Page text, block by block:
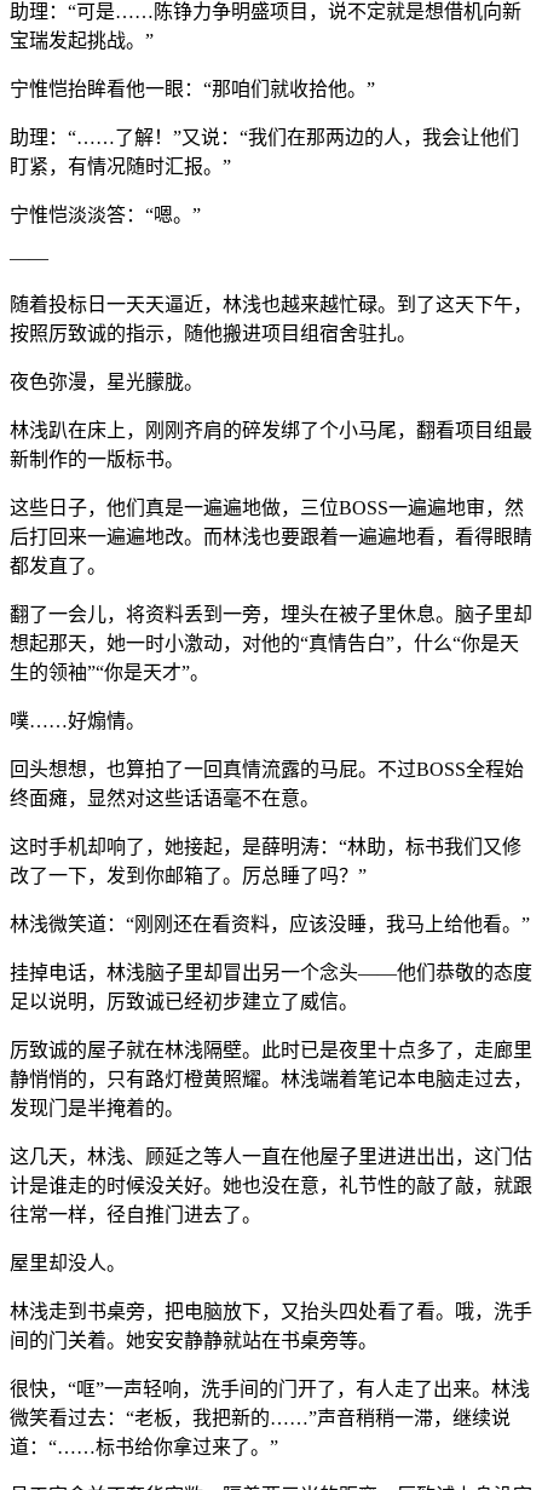
助理：“可是……陈铮力争明盛项目，说不定就是想借机向新
宝瑞发起挑战。”
宁惟恺抬眸看他一眼：“那咱们就收拾他。”
助理：“……了解！”又说：“我们在那两边的人，我会让他们
盯紧，有情况随时汇报。”
宁惟恺淡淡答：“嗯。”
——
随着投标日一天天逼近，林浅也越来越忙碌。到了这天下午，
按照厉致诚的指示，随他搬进项目组宿舍驻扎。
夜色弥漫，星光朦胧。
林浅趴在床上，刚刚齐肩的碎发绑了个小马尾，翻看项目组最
新制作的一版标书。
这些日子，他们真是一遍遍地做，三位BOSS一遍遍地审，然
后打回来一遍遍地改。而林浅也要跟着一遍遍地看，看得眼睛
都发直了。
翻了一会儿，将资料丢到一旁，埋头在被子里休息。脑子里却
想起那天，她一时小激动，对他的“真情告白”，什么“你是天
生的领袖”“你是天才”。
噗……好煽情。
回头想想，也算拍了一回真情流露的马屁。不过BOSS全程始
终面瘫，显然对这些话语毫不在意。
这时手机却响了，她接起，是薛明涛：“林助，标书我们又修
改了一下，发到你邮箱了。厉总睡了吗？”
林浅微笑道：“刚刚还在看资料，应该没睡，我马上给他看。”
挂掉电话，林浅脑子里却冒出另一个念头——他们恭敬的态度
足以说明，厉致诚已经初步建立了威信。
厉致诚的屋子就在林浅隔壁。此时已是夜里十点多了，走廊里
静悄悄的，只有路灯橙黄照耀。林浅端着笔记本电脑走过去，
发现门是半掩着的。
这几天，林浅、顾延之等人一直在他屋子里进进出出，这门估
计是谁走的时候没关好。她也没在意，礼节性的敲了敲，就跟
往常一样，径自推门进去了。
屋里却没人。
林浅走到书桌旁，把电脑放下，又抬头四处看了看。哦，洗手
间的门关着。她安安静静就站在书桌旁等。
很快，“哐”一声轻响，洗手间的门开了，有人走了出来。林浅
微笑看过去：“老板，我把新的……”声音稍稍一滞，继续说
道：“……标书给你拿过来了。”